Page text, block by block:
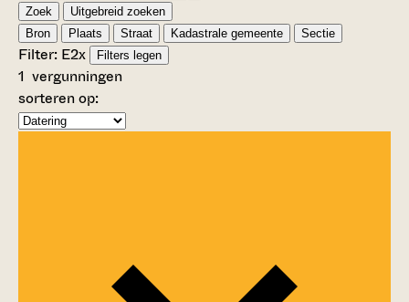
Zoek
Uitgebreid zoeken
Bron
Plaats Straat Kadastrale gemeente Sectie
Filter: E2x Filters legen
1 vergunningen
sorteren op: